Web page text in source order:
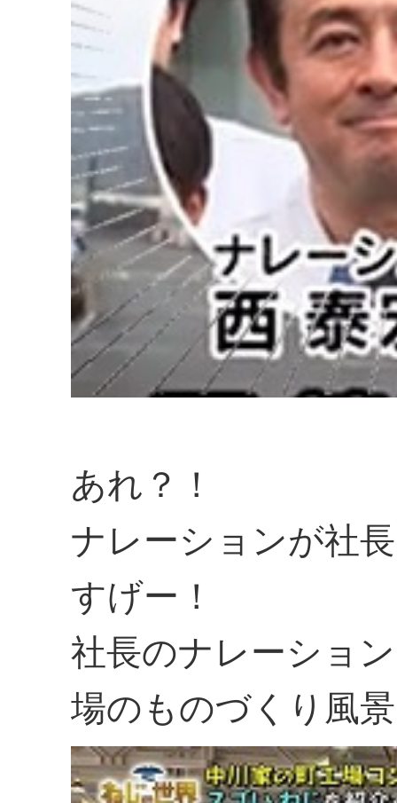
あれ？！
ナレーションが社
すげー！
社長のナレーショ
場のものづくり風